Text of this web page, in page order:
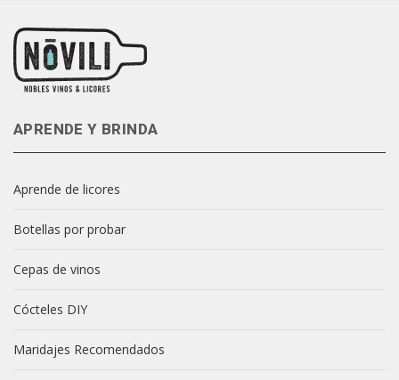
APRENDE Y BRINDA
Aprende de licores
Botellas por probar
Cepas de vinos
Cócteles DIY
Maridajes Recomendados